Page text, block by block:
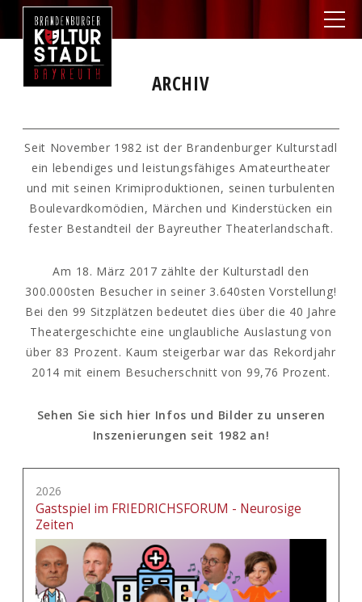
ARCHIV
Seit November 1982 ist der Brandenburger Kulturstadl
ein lebendiges und leistungsfähiges Amateurtheater
und mit seinen Krimiproduktionen, seinen turbulenten
Boulevardkomödien, Märchen und Kinderstücken ein
fester Bestandteil der Bayreuther Theaterlandschaft.
Am 18. März 2017 zählte der Kulturstadl den
300.000sten Besucher in seiner 3.640sten Vorstellung!
Bei den 99 Sitzplätzen bedeutet dies über die 40 Jahre
Theatergeschichte eine unglaubliche Auslastung von
über 83 Prozent. Kaum steigerbar war das Rekordjahr
2014 mit einem Besucherschnitt von 99,76 Prozent.
Sehen Sie sich hier Infos und Bilder zu unseren
Inszenierungen seit 1982 an!
2026
Gastspiel im FRIEDRICHSFORUM - Neurosige
Zeiten